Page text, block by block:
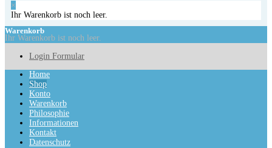
×
Ihr Warenkorb ist noch leer.
Warenkorb
Ihr Warenkorb ist noch leer.
Login Formular
Home
Shop
Konto
Warenkorb
Philosophie
Informationen
Kontakt
Datenschutz